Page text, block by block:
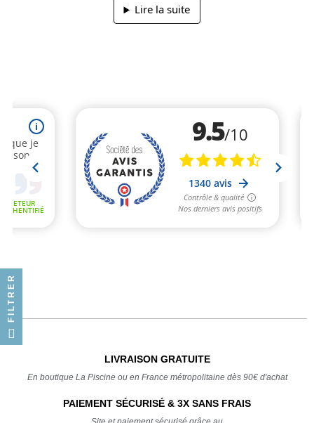
Lire la suite
LIVRAISON GRATUITE
En boutique La Piscine ou en France métropolitaine dès 90€ d'achat
PAIEMENT SÉCURISÉ & 3X SANS FRAIS
FILTRER